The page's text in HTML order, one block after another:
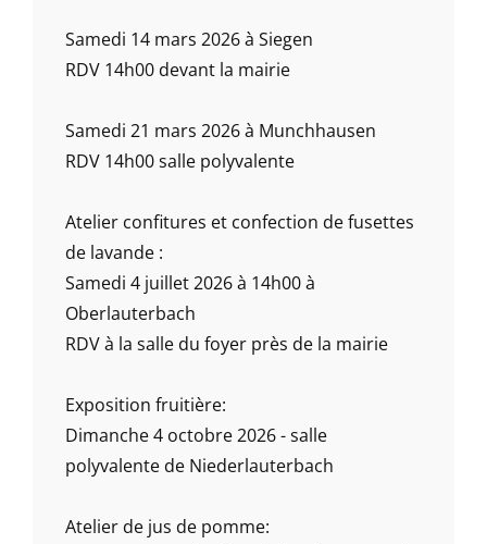
Samedi 14 mars 2026 à Siegen
RDV 14h00 devant la mairie
Samedi 21 mars 2026 à Munchhausen
RDV 14h00 salle polyvalente
Atelier confitures et confection de fusettes
de lavande :
Samedi 4 juillet 2026 à 14h00 à
Oberlauterbach
RDV à la salle du foyer près de la mairie
Exposition fruitière:
Dimanche 4 octobre 2026 - salle
polyvalente de Niederlauterbach
Atelier de jus de pomme: